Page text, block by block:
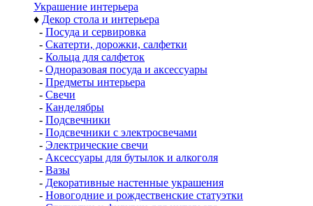
Украшение интерьера
♦ Декор стола и интерьера
- Посуда и сервировка
- Скатерти, дорожки, салфетки
- Кольца для салфеток
- Одноразовая посуда и аксессуары
- Предметы интерьера
- Свечи
- Канделябры
- Подсвечники
- Подсвечники с электросвечами
- Электрические свечи
- Аксессуары для бутылок и алкоголя
- Вазы
- Декоративные настенные украшения
- Новогодние и рождественские статуэтки